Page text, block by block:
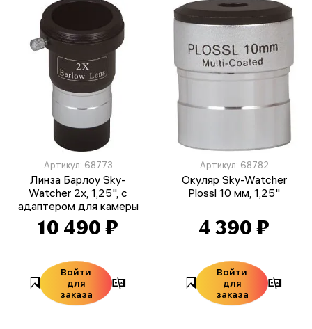
Артикул: 68773
Линза Барлоу Sky-
Watcher 2x, 1,25", с
адаптером для камеры
10 490 ₽
Войти
для
заказа
Артикул: 68782
Окуляр Sky-Watcher
Plossl 10 мм, 1,25"
4 390 ₽
Войти
для
заказа